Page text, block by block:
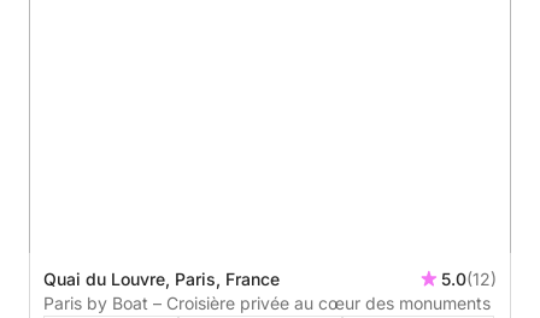
Quai du Louvre, Paris, France 5.0(12)
Paris by Boat – Croisière privée au cœur des monuments